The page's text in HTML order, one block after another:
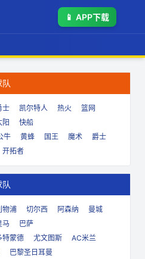
📱 APP下载
士 凯尔特人 热火
篮网
阳
快船
牛 黄蜂 国王 魔术
爵士
开拓者
物浦 切尔西 阿森纳
曼城
马
巴萨
特蒙德 尤文图斯
AC米兰
巴黎圣日耳曼